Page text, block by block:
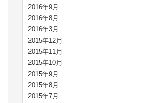
2016年9月
2016年8月
2016年3月
2015年12月
2015年11月
2015年10月
2015年9月
2015年8月
2015年7月